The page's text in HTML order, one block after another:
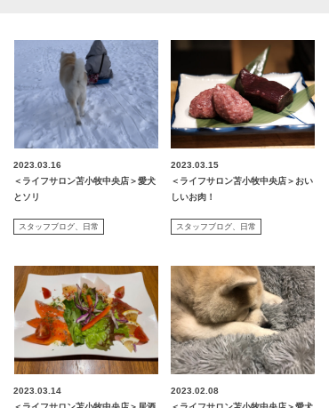
2023.03.16
＜ライフサロン苫小牧中央店＞愛犬
とソリ
スタッフブログ 日常
2023.03.15
＜ライフサロン苫小牧中央店＞おい
しいお肉！
スタッフブログ 日常
2023.03.14
2023.02.08